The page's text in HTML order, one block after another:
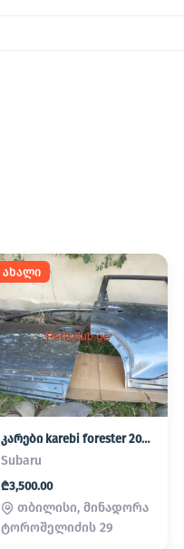
ახალი
კარები karebi forester 2025
Subaru
₾3,500.00
თბილისი, მინადორა
ტოროშელიძის 29